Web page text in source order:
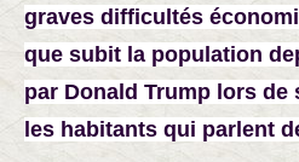
graves difficultés
que subit la population
par Donald Trump lors
les habitants qui parlent